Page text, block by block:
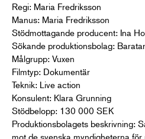
Regi: Maria Fredriksson
Manus: Maria Fredriksson
Stödmottagande producent: Ina
Sökande produktionsbolag:
Målgrupp: Vuxen
Filmtyp: Dokumentär
Teknik: Live action
Konsulent: Klara Grunning
Stödbelopp: 130 000 SEK
Produktionsbolagets beskrivning:
mot de svenska myndigheterna